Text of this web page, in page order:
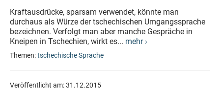
Kraftausdrücke, sparsam verwendet, könnte man
durchaus als Würze der tschechischen Umgangssprache
bezeichnen. Verfolgt man aber manche Gespräche in
Kneipen in Tschechien, wirkt es... mehr ›
Themen:tschechische Sprache
Veröffentlicht am:31.12.2015